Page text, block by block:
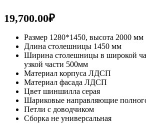
19,700.00₽
Размер 1280*1450, высота 2000 мм
Длина столешницы 1450 мм
Ширина столешницы в широкой
узкой части 500мм
Материал корпуса ЛДСП
Материал фасада ЛДСП
Цвет шиншилла серая
Шариковые направляющие
Петли с доводчиком
Сборка не универсальная